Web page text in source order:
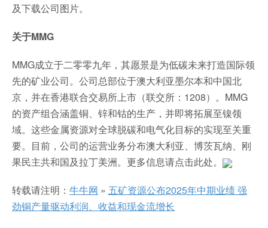
及下载公司图片。
关于MMG
MMG成立于二零零九年，其愿景是为低碳未来打造国际领
先的矿业公司。公司总部位于澳大利亚墨尔本和中国北
京，并在香港联合交易所上市（联交所：1208）。MMG
的资产组合涵盖铜、锌和钴的生产，并即将拓展至镍领
域。这些金属资源对全球脱碳和电气化目标的实现至关重
要。目前，公司的运营业务分布澳大利亚、博茨瓦纳、刚
果民主共和国及拉丁美洲。更多信息请点击此处。
转载请注明： 牛牛网 » 五矿资源公布2025年中期业绩 强
劲铜产量驱动利润、收益和现金流增长